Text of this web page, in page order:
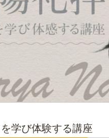
学び体験する講座